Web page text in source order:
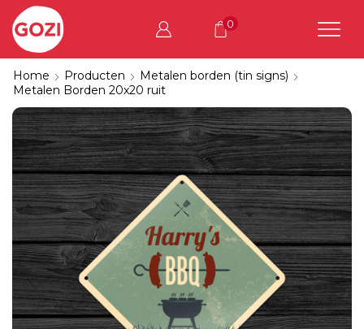
0
Home Producten
Metalen borden (tin signs)
Metalen Borden 20x20 ruit